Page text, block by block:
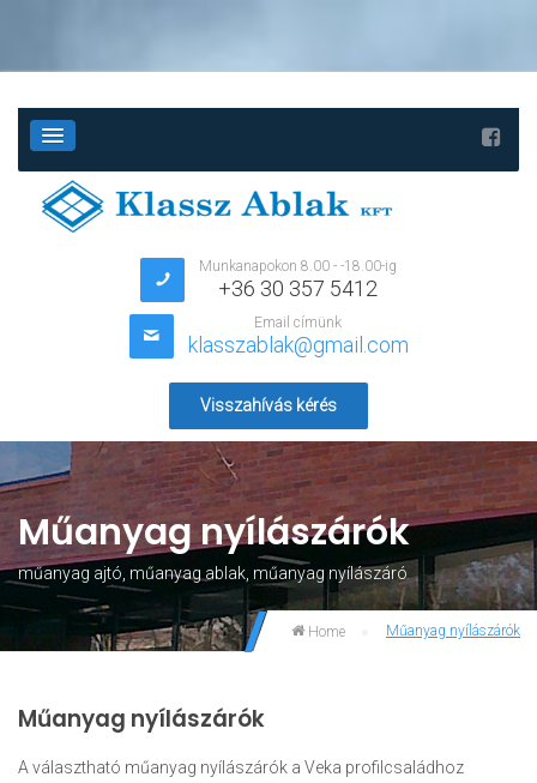
Munkanapokon 8.00 - -18.00-ig
+36 30 357 5412
Email címünk
klasszablak@gmail.com
Visszahívás kérés
Műanyag nyílászárók
műanyag ajtó, műanyag ablak, műanyag nyílászáró
Home Műanyag nyílászárók
Műanyag nyílászárók
A választható műanyag nyílászárók a Veka profilcsaládhoz